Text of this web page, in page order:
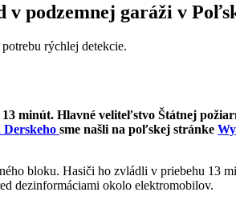
podzemnej garáži v
rýchlej detekcie.
minút. Hlavné veliteľstvo Štátnej
Derskeho sme našli na poľskej stránke
bloku. Hasiči ho zvládli v priebehu 13
dezinformáciami okolo elektromobilov.